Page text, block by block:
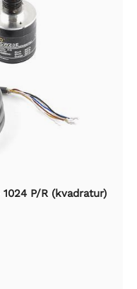
P/R (kvadratur)